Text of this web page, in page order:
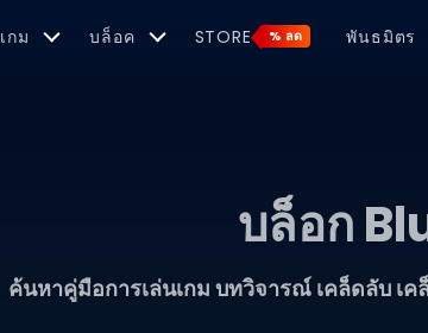
เกม บล็อค STORE % ลด พันธมิตร
บล็อก
ค้นหาคู่มือการเล่นเกม บทวิจารณ์ เคล็ดลับ เ